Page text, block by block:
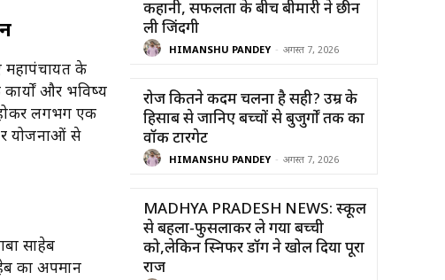
महापंचायत के
कार्यों और भविष्य
लगभग एक
योजनाओं से
साहेब
का अपमान
कहानी, सफलता के बीच बीमारी ने छीन
ली जिंदगी
HIMANSHU PANDEY - अगस्त 7, 2026
रोज कितने कदम चलना है सही? उम्र के
हिसाब से जानिए बच्चों से बुजुर्गों तक का
वॉक टारगेट
HIMANSHU PANDEY - अगस्त 7, 2026
MADHYA PRADESH NEWS: स्कूल
से बहला-फुसलाकर ले गया बच्ची
को,लेकिन स्निफर डॉग ने खोल दिया पूरा
राज